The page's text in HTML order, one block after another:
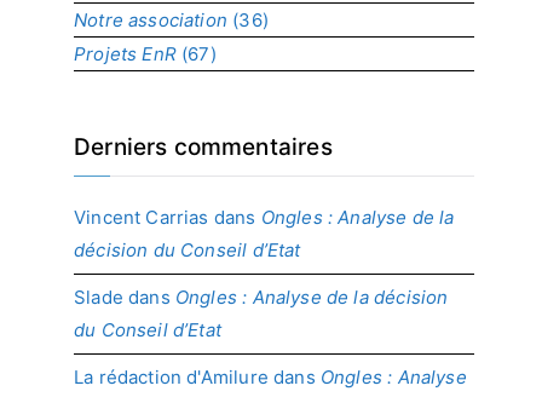
Notre association (36)
Projets EnR(67)
Derniers commentaires
Vincent Carrias dans Ongles : Analyse de la
décision du Conseil d’Etat
Slade dans Ongles : Analyse de la décision
du Conseil d’Etat
La rédaction d'Amilure dans Ongles : Analyse